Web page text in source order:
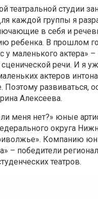
театральной студии
каждой группы я
в себя и
ребенка. В прошлом
маленького актера»
речи. И я
актеров
Поэтому развиваться,
Алексеева.
меня нет?» юные
округа
Компанию
– победители
театров.